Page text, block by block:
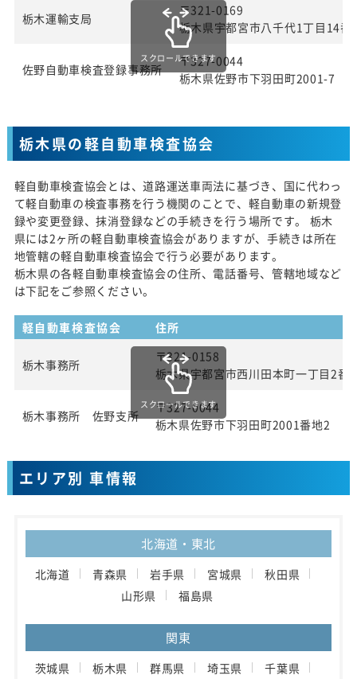
栃木運輸支局
〒321-0169
栃木県宇都宮市八千代1丁目14番
佐野自動車検査登録事務所
〒327-0044
栃木県佐野市下羽田町2001-7
スクロールできます
栃木県の軽自動車検査協会
軽自動車検査協会とは、道路運送車両法に基づき、国に代わっ
て軽自動車の検査事務を行う機関のことで、軽自動車の新規登
録や変更登録、抹消登録などの手続きを行う場所です。 栃木
県には2ヶ所の軽自動車検査協会がありますが、手続きは所在
地管轄の軽自動車検査協会で行う必要があります。
栃木県の各軽自動車検査協会の住所、電話番号、管轄地域など
は下記をご参照ください。
軽自動車検査協会 住所
栃木事務所
〒321-0158
栃木県宇都宮市西川田本町一丁目2番
栃木事務所 佐野支所
〒327-0044
栃木県佐野市下羽田町2001番地2
スクロールできます
エリア別 車情報
北海道・東北
北海道 青森県 岩手県 宮城県
秋田県
山形県
福島県
関東
茨城県 栃木県 群馬県 埼玉県
千葉県